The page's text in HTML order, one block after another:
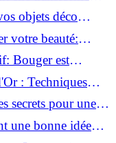
objets déco
votre beauté:
Bouger est
: Techniques
secrets pour une
une bonne idée